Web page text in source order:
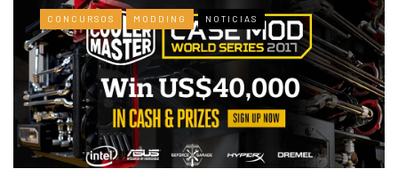
CONCURSOS MODDING NOTICIAS